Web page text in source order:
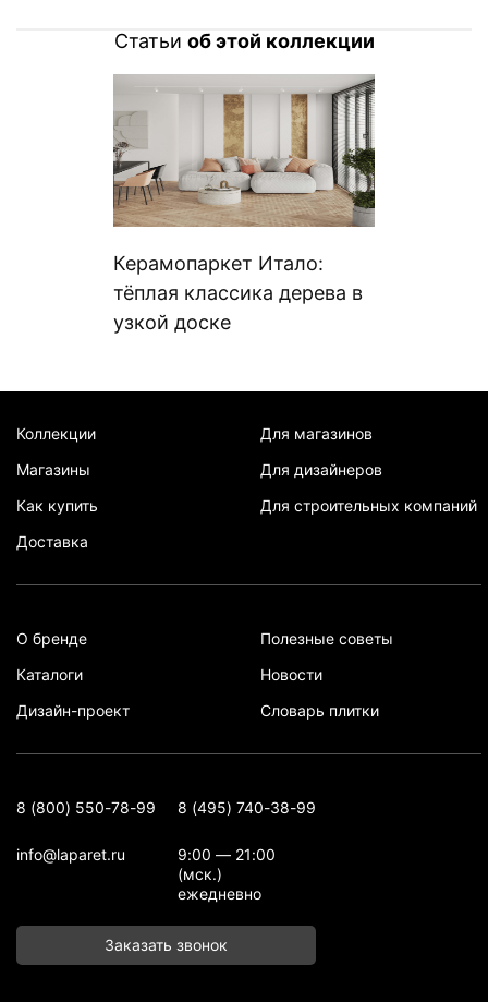
Статьи об этой коллекции
Керамопаркет Итало:
тёплая классика дерева в
узкой доске
Коллекции
Магазины
Как купить
Доставка
Для магазинов
Для дизайнеров
Для строительных компаний
О бренде
Каталоги
Дизайн-проект
Полезные советы
Новости
Словарь плитки
8 (800) 550-78-99 8 (495) 740-38-99
info@laparet.ru
9:00 — 21:00
(мск.)
ежедневно
Заказать звонок